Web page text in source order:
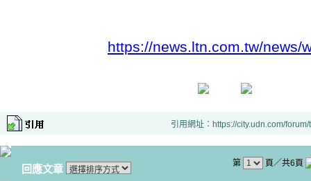
https://news.ltn.com.tw/news/
引用網址：https://city.udn.com/
回應文章 第 頁／共6頁